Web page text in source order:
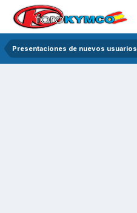
Presentaciones de nuevos usuarios